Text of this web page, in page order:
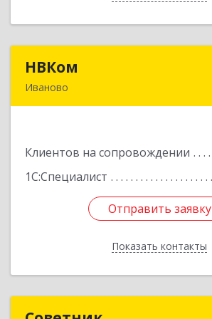
НВКом
Иваново
Клиентов на сопровождении
1С:Специалист
Отправить заявку
Показать контакты
Отправить заявку
Назад